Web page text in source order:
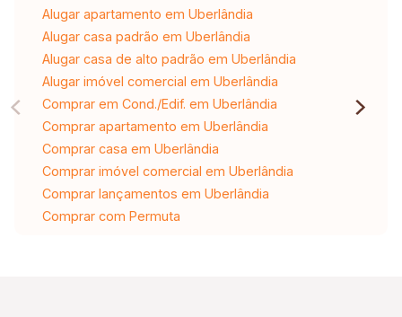
Alugar apartamento em Uberlândia
Alugar casa padrão em Uberlândia
Alugar casa de alto padrão em Uberlândia
Alugar imóvel comercial em Uberlândia
Comprar em Cond./Edif. em Uberlândia
Comprar apartamento em Uberlândia
Comprar casa em Uberlândia
Comprar imóvel comercial em Uberlândia
Comprar lançamentos em Uberlândia
Comprar com Permuta